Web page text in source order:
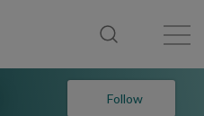
Follow